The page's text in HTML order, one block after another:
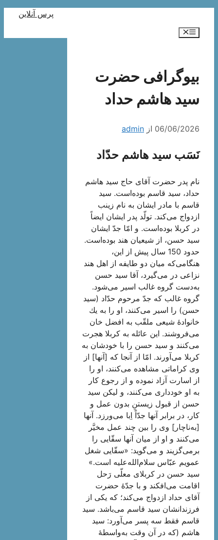
پرس آنلاین
فهرست
بیوگرافی حضرت
سید هاشم حداد
06/06/2026 از admin
نَسَب سید هاشم حدّاد
نام پدر حضرت آقاى حاج سید هاشم
حداد، سید قاسم بوده‌است. سید
قاسم با مادر ایشان به نام زینب
ازدواج می‌كند. تولّد پدر ایشان ایضاً
در كربلا بوده‌است. و امّا جدّ ایشان
سید حسن، از شیعیان هند بوده‌است.
حدود 150 سال پیش از این،
هنگامى‌كه میان دو طایفه از اهل هند
نزاعى در می‌گیرد، آقا سید حسن
به‌دست گروه غالب اسیر مى‌شود.
گروه غالب كه جدّ مرحوم حدّاد (سید
حسن) را اسیر می‌کنند، او را به یك
خانوادۀ شیعى ملقّب به افضل‌ خان
می‌فروشند. این عائله به كربلا هجرت‌
می‌کنند و سید حسن را با خودشان به
کربلا می‌آورند. امّا از آنجا كه [آنها] از
وى كراماتى مشاهده می‌کنند، او را
از اسارت آزاد نموده و از رجوع كار
به او خوددارى می‌کنند، و لیكن سید
حسن از قبول زیستنِ بدون عمل و
كار، در برابر آنها جدّاً اِبا می‌ورزد. آنها
[به‌ناچار] وى را بین چند عمل مخیَّر
می‌کنند و او از میان آنها سقّایى را
برمی‌گزیند و می‌گوید: «سقّایی شغل
عمویم عبّاس سلام‌الله‌علیه است.»
سید حسن در كربلاى معلّى رَحل
اقامت مى‌افكند و با جدّۀ حضرت
آقای حداد ازدواج می‌كند؛ كه یكى از
فرزندانشان سید قاسم مى‌باشد. سید
قاسم فقط سه پسر مى‌آورد: سید
هاشم (كه در آن وقت به‌واسطۀ